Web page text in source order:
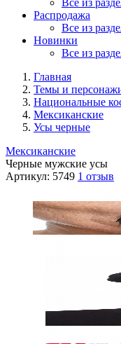
Все из
Распродажа
Все из
Новинки
Все из
Главная
Темы и
Национальные
Мексиканские
Усы черные
Мексиканские
Черные мужские усы
Артикул: 5749 1 отзыв